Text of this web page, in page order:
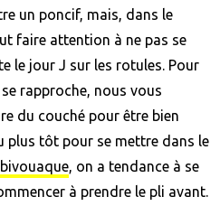
un poncif, mais, dans le
faire attention à ne pas se
le jour J sur les rotules. Pour
rapproche, nous vous
du couché pour être bien
plus tôt pour se mettre dans le
, on a tendance à se
à prendre le pli avant.